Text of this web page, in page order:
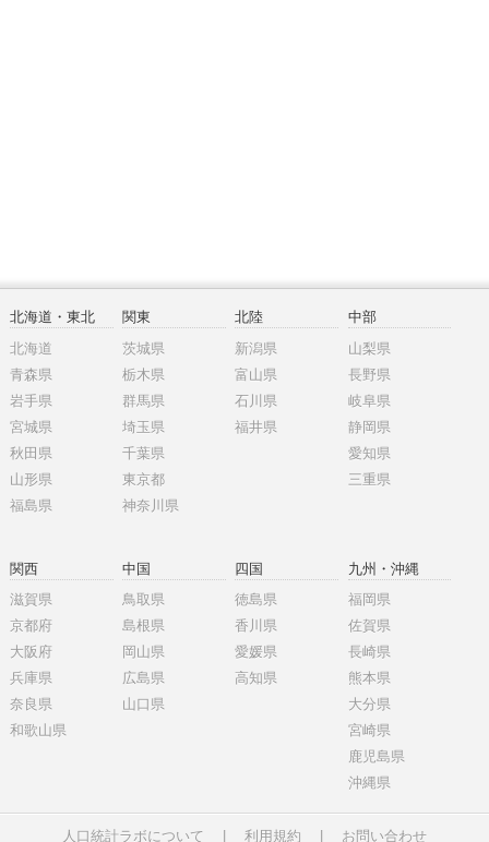
北海道・東北
北海道
青森県
岩手県
宮城県
秋田県
山形県
福島県
関東
茨城県
栃木県
群馬県
埼玉県
千葉県
東京都
神奈川県
北陸
新潟県
富山県
石川県
福井県
中部
山梨県
長野県
岐阜県
静岡県
愛知県
三重県
関西
滋賀県
京都府
大阪府
兵庫県
奈良県
和歌山県
中国
鳥取県
島根県
岡山県
広島県
山口県
四国
徳島県
香川県
愛媛県
高知県
九州・沖縄
福岡県
佐賀県
長崎県
熊本県
大分県
宮崎県
鹿児島県
沖縄県
人口統計ラボについて 利用規約 お問い合わせ